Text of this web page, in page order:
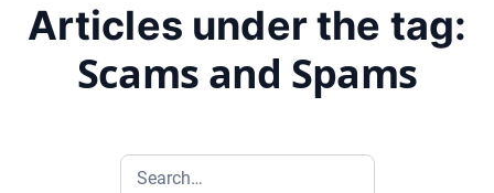
Articles under the tag:
Scams and Spams